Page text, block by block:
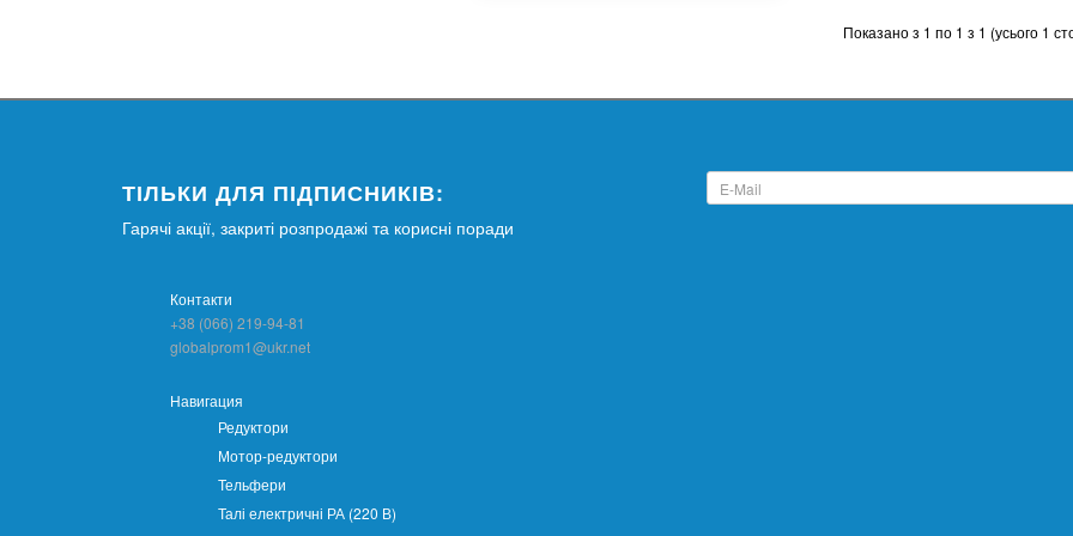
Показано з 1 по 1 з 1 (усього 1
ТІЛЬКИ ДЛЯ ПІДПИСНИКІВ:
Гарячі акції, закриті розпродажі та корисні поради
Контакти
+38 (066) 219-94-81
globalprom1@ukr.net
Навигация
Редуктори
Мотор-редуктори
Тельфери
Талі електричні РА (220 В)